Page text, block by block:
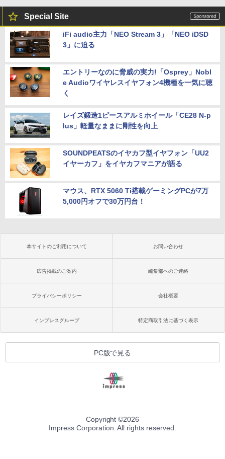
Special Site
iFi audio主力「NEO Stream 3」「NEO iDSD
3」に迫る
エントリーなのに脅威の実力!「Osprey」Nobl
e Audioワイヤレスイヤフォン4機種を一気に聴
く
レイズ鍛造1ピースアルミホイール「CE28 N-p
lus」軽量なままに剛性を向上
SOUNDPEATSのイヤカフ型イヤフォン「UU2
イヤーカフ」をイヤカフマニアが語る
マウス、RTX 5060 Ti搭載ゲーミングPCが7万
5,000円オフで30万円台！
本サイトのご利用について お問い合わせ
広告掲載のご案内 編集部へのご連絡
プライバシーポリシー 会社概要
インプレスグループ 特定商取引法に基づく表示
PC版で見る
Copyright ©2026
Impress Corporation. All rights reserved.